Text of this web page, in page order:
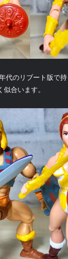
代のリブート版で
合います。